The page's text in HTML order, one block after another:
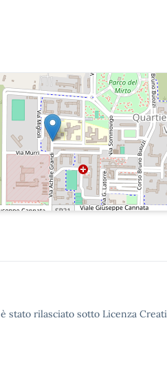
stato rilasciato sotto Licenza